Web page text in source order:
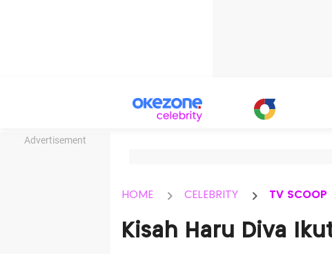
Advertisement
HOME CELEBRITY TV SCOOP
Kisah Haru Diva